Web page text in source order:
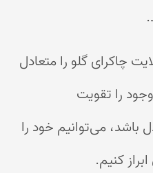
چاکرای گلو را متعادل
را تقویت
باشد، می‌توانیم خود را
کنیم.